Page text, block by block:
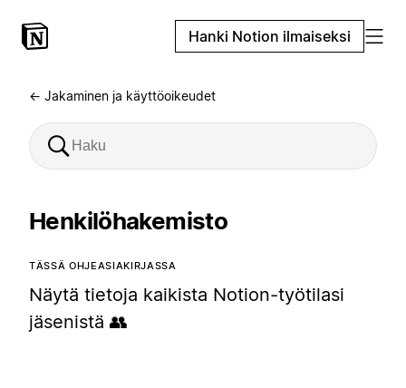
Hanki Notion ilmaiseksi
← Jakaminen ja käyttöoikeudet
Henkilöhakemisto
TÄSSÄ OHJEASIAKIRJASSA
Näytä tietoja kaikista Notion-työtilasi
jäsenistä 👥